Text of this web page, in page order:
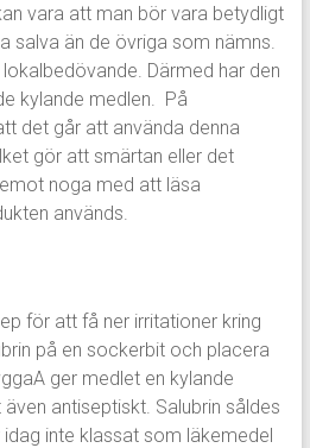
vara att man bör vara betydligt
salva än de övriga som nämns.
Därmed har den
kylande medlen. På
det går att använda denna
gör att smärtan eller det
noga med att läsa
används.
för att få ner irritationer kring
på en sockerbit och placera
ger medlet en kylande
antiseptiskt. Salubrin såldes
inte klassat som läkemedel